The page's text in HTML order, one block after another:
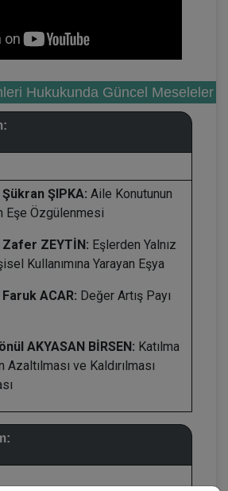
Hukukunda Güncel Meseleler
ŞIPKA: Aile Konutunun
Eşe Özgülenmesi
ZEYTİN: Eşlerden Yalnız
Kullanımına Yarayan Eşya
ACAR: Değer Artış Payı
AKYASAN BİRSEN: Katılma
Azaltılması ve Kaldırılması